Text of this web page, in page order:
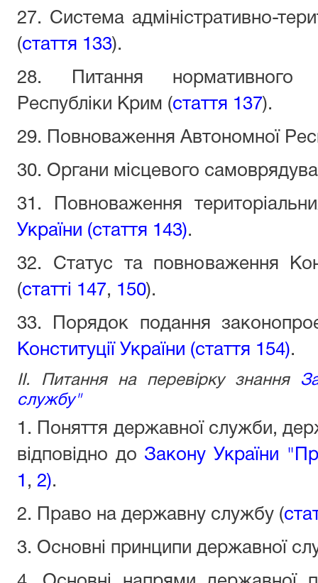
27. Система адміністративно-
(стаття 133).
28. Питання нормативного
Республіки Крим (стаття 137).
29. Повноваження Автономної
30. Органи місцевого
31. Повноваження
України (стаття 143).
32. Статус та повноваження
(статті 147, 150).
33. Порядок подання
Конституції України (стаття 154).
II. Питання на перевірку знання
службу"
1. Поняття державної служби,
відповідно до Закону України
1 , 2).
2. Право на державну службу (
3. Основні принципи державної